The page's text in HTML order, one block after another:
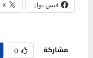
فيس بوك X
مشاركة 0